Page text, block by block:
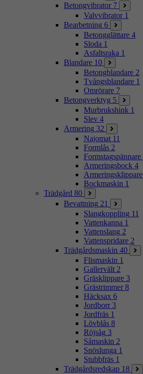
Betongvibrator 7
Valvvibrator 1
Bearbetning 6
Betongglättare 4
Sloda 1
Asfaltsraka 1
Blandare 10
Betongblandare 2
Tvångsblandare 1
Omrörare 7
Betongverktyg 5
Murbrukshink 1
Slev 4
Armering 32
Najomat 11
Formlås 2
Formstagspännare
Armeringsbock 4
Armeringsklippare
Bockmaskin 1
Trädgård 80
Bevattning 21
Slangkoppling 11
Vattenkanna 1
Vattenslang 2
Vattenspridare 2
Trädgårdsmaskin 40
Flismaskin 1
Gallervält 2
Gräsklippare 3
Grästrimmer 8
Häcksax 6
Jordborr 3
Jordfräs 1
Lövblås 8
Röjsåg 3
Såmaskin 2
Snöslunga 1
Stubbfräs 1
Trädgårdsredskap 18